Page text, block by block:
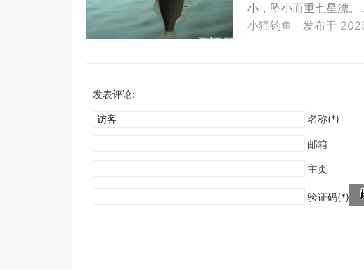
小，坠小而重七星漂。
玉米...
小猫钓鱼 发布于
发表评论:
名称(*)
邮箱
主页
验证码(*)